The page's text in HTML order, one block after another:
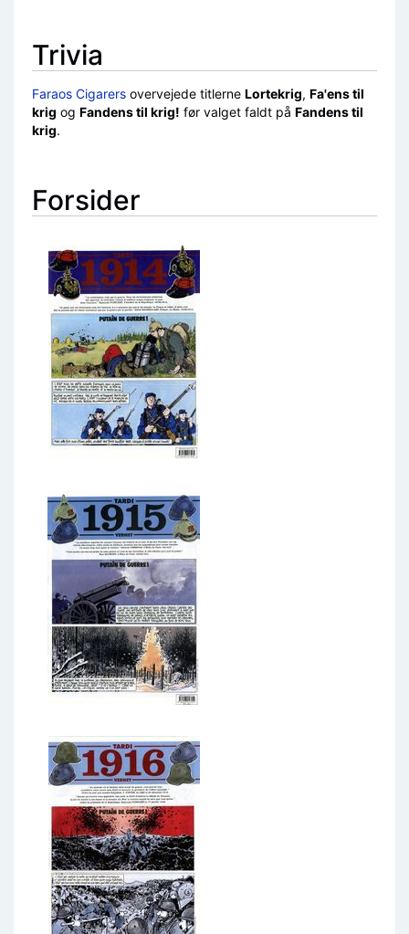
Trivia
Faraos Cigarers overvejede titlerne Lortekrig, Fa'ens til
krig og Fandens til krig! før valget faldt på Fandens til
krig.
Forsider